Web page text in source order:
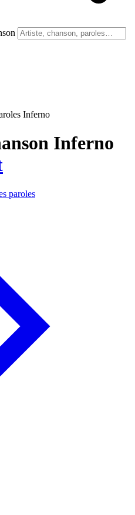
Inferno
Inferno
paroles